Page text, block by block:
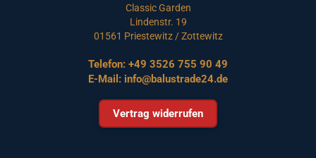
Classic Garden
Lindenstr. 19
01561 Priestewitz / Zottewitz
Telefon: +49 3526 755 90 49
E-Mail: info@balustrade24.de
Vertrag widerrufen